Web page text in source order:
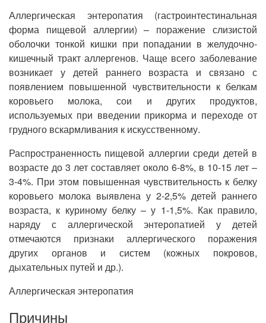
Аллергическая энтеропатия (гастроинтестинальная
форма пищевой аллергии) – поражение слизистой
оболочки тонкой кишки при попадании в желудочно-
кишечный тракт аллергенов. Чаще всего заболевание
возникает у детей раннего возраста и связано с
появлением повышенной чувствительности к белкам
коровьего молока, сои и других продуктов,
используемых при введении прикорма и переходе от
грудного вскармливания к искусственному.
Распространенность пищевой аллергии среди детей в
возрасте до 3 лет составляет около 6-8%, в 10-15 лет –
3-4%. При этом повышенная чувствительность к белку
коровьего молока выявлена у 2-2,5% детей раннего
возраста, к куриному белку – у 1-1,5%. Как правило,
наряду с аллергической энтеропатией у детей
отмечаются признаки аллергического поражения
других органов и систем (кожных покровов,
дыхательных путей и др.).
Аллергическая энтеропатия
Причины